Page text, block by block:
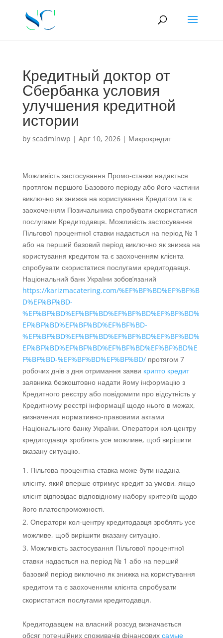
Кредитный доктор от
Сбербанка условия
улучшения кредитной
истории
by scadminwp | Apr 10, 2026| Микрокредит
Можливість застосування Промо-ставки надається
протягом першого Базового періоду або його частини
виключно як знижка на користування Кредитом та є
заохоченням Позичальника спробувати скористатися
послугами Кредитодавця. Можливість застосування
Пільгової процентної ставки надається на період № 1
або на перший базовий період виключно як знижка на
користування кредитом та є заохоченням клієнта
спробувати скористатися послугами кредитодавця.
Національний банк України зобов’язаний
https://karizmacatering.com/%EF%BF%BD%EF%BF%B
D%EF%BF%BD-
%EF%BF%BD%EF%BF%BD%EF%BF%BD%EF%BF%BD%
EF%BF%BD%EF%BF%BD%EF%BF%BD-
%EF%BF%BD%EF%BF%BD%EF%BF%BD%EF%BF%BD%
EF%BF%BD%EF%BF%BD%EF%BF%BD%EF%BF%BD%E
F%BF%BD-%EF%BF%BD%EF%BF%BD/протягом 7
робочих днів з дня отримання заяви крипто кредит
заявника безкоштовно надати йому інформацію з
Кредитного реєстру або повідомити про відсутність у
Кредитному реєстрі інформації щодо нього в межах,
визначених нормативно-правовими актами
Національного банку України. Оператори кол-центру
кредитодавця зроблять усе можливе, щоб вирішити
вказану ситуацію.
Пільгова процентна ставка може бути надана
клієнту, який вперше отримує кредит за умови, якщо
клієнт відповідає відповідному набору критеріїв щодо
його платоспроможності.
Оператори кол-центру кредитодавця зроблять усе
можливе, щоб вирішити вказану ситуацію.
Можливість застосування Пільгової процентної
ставки надається на період № 1 або на перший
базовий період виключно як знижка на користування
кредитом та є заохоченням клієнта спробувати
скористатися послугами кредитодавця.
Кредитодавцем на власний розсуд визначається
обсяг потенційних споживачів фінансових самые